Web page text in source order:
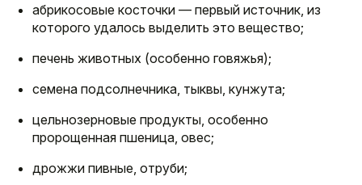
абрикосовые косточки — первый источник, из
которого удалось выделить это вещество;
печень животных (особенно говяжья);
семена подсолнечника, тыквы, кунжута;
цельнозерновые продукты, особенно
пророщенная пшеница, овес;
дрожжи пивные, отруби;